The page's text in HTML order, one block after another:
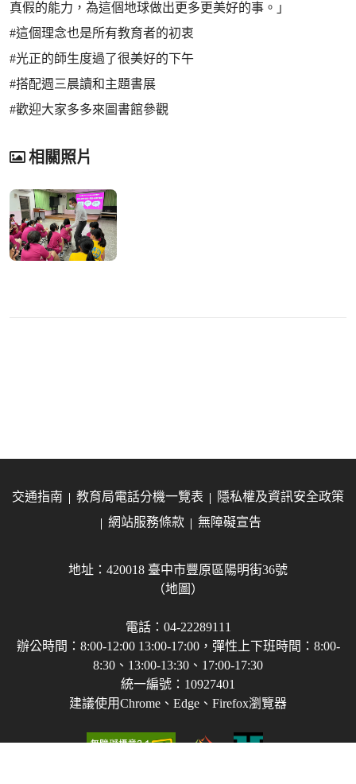
真假的能力，為這個地球做出更多更美好的事。」
#這個理念也是所有教育者的初衷
#光正的師生度過了很美好的下午
#搭配週三晨讀和主題書展
#歡迎大家多多來圖書館參觀
相關照片
交通指南 教育局電話分機一覽表
隱私權及資訊安全政策
網站服務條款
無障礙宣告
地址：420018 臺中市豐原區陽明街36號
（地圖）
電話：04-22289111
辦公時間：8:00-12:00 13:00-17:00，彈性上下班時間：8:00-
8:30、13:00-13:30、17:00-17:30
統一編號：10927401
建議使用Chrome、Edge、Firefox瀏覽器